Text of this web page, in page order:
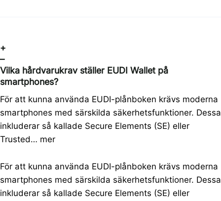
+
–
Vilka hårdvarukrav ställer EUDI Wallet på
smartphones?
För att kunna använda EUDI-plånboken krävs moderna
smartphones med särskilda säkerhetsfunktioner. Dessa
inkluderar så kallade Secure Elements (SE) eller
Trusted… mer
För att kunna använda EUDI-plånboken krävs moderna
smartphones med särskilda säkerhetsfunktioner. Dessa
inkluderar så kallade Secure Elements (SE) eller